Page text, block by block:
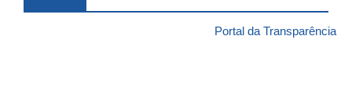
Portal da Transparência